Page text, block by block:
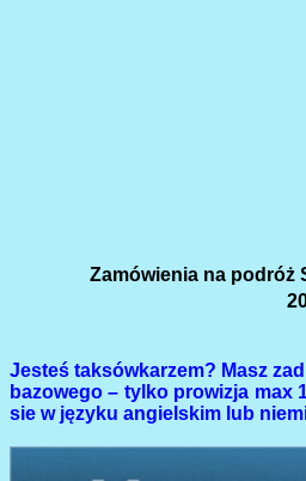
Zamówienia na podróż
Jesteś taksówkarzem? Masz
bazowego – tylko prowizja max
sie w języku angielskim lub